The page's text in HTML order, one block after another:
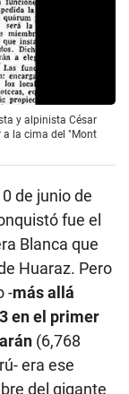
y alpinista César
a la cima del "Mont
de junio de
fue el
Blanca que
Huaraz. Pero
-más allá
en el primer
(6,768
era ese
del gigante